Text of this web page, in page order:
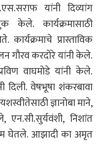
यांनी दिव्यांग
केले. कार्यक्रमासाठी
प्रास्ताविक
गौरव करदोरे यांनी केले.
वाघमोडे यांनी केले.
दिली. वेषभूषा शंकरबावा
ज्ञानोबा माने,
निशांत
घेतले. आझादी का अमृत